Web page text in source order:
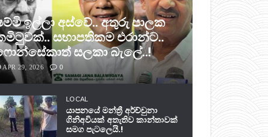
ඉල්ලා අස්වේ.. අතුරු පාලක
සභාපතිකම එරාන්ට..
සලකා බැලේ..!
APR 29, 2026 0
LOCAL
යාපනයේ මන්ත්‍රී අර්ච්චුනා
ගිනිඅවියක් අතැතිව කාන්තාවක්
සමග පැටලෙයි.!